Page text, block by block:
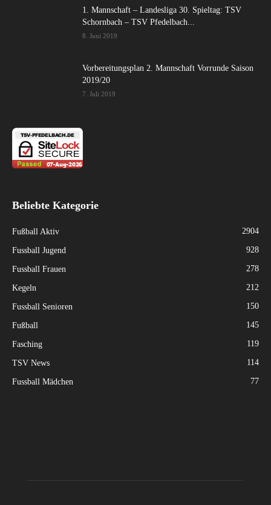
1. Mannschaft – Landesliga 30. Spieltag: TSV
Schornbach – TSV Pfedelbach...
8. Juni 2019
Vorbereitungsplan 2. Mannschaft Vorrunde Saison
2019/20
7. Juli 2019
Beliebte Kategorie
Fußball Aktiv 2904
Fussball Jugend 928
Fussball Frauen 278
Kegeln 212
Fussball Senioren 150
Fußball 145
Fasching 119
TSV News 114
Fussball Mädchen 77